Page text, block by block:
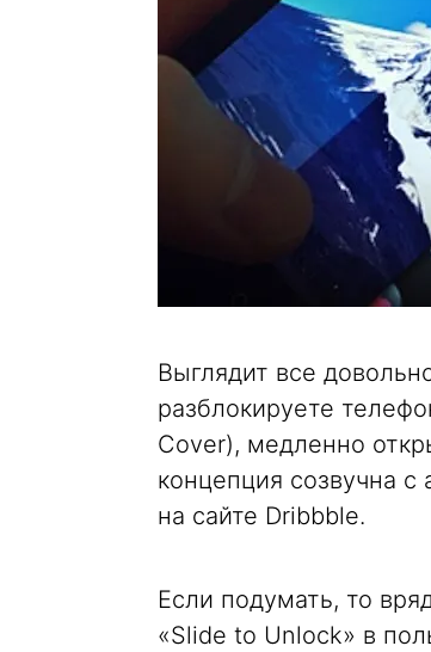
Выглядит все
разблокируете
Cover), медленно
концепция созвучна
на сайте Dribbble.
Если подумать, то
«Slide to Unlock» в